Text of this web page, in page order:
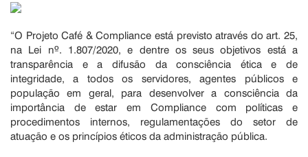
“O Projeto Café & Compliance está previsto através do art. 25,
na Lei nº. 1.807/2020, e dentre os seus objetivos está a
transparência e a difusão da consciência ética e de
integridade, a todos os servidores, agentes públicos e
população em geral, para desenvolver a consciência da
importância de estar em Compliance com políticas e
procedimentos internos, regulamentações do setor de
atuação e os princípios éticos da administração pública.